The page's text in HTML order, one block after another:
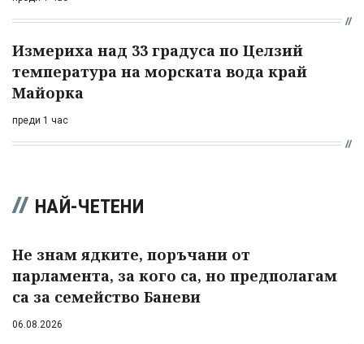
Измериха над 33 градуса по Целзий
температура на морската вода край
Майорка
преди 1 час
НАЙ-ЧЕТЕНИ
Не знам ядките, поръчани от
парламента, за кого са, но предполагам
са за семейство Баневи
06.08.2026